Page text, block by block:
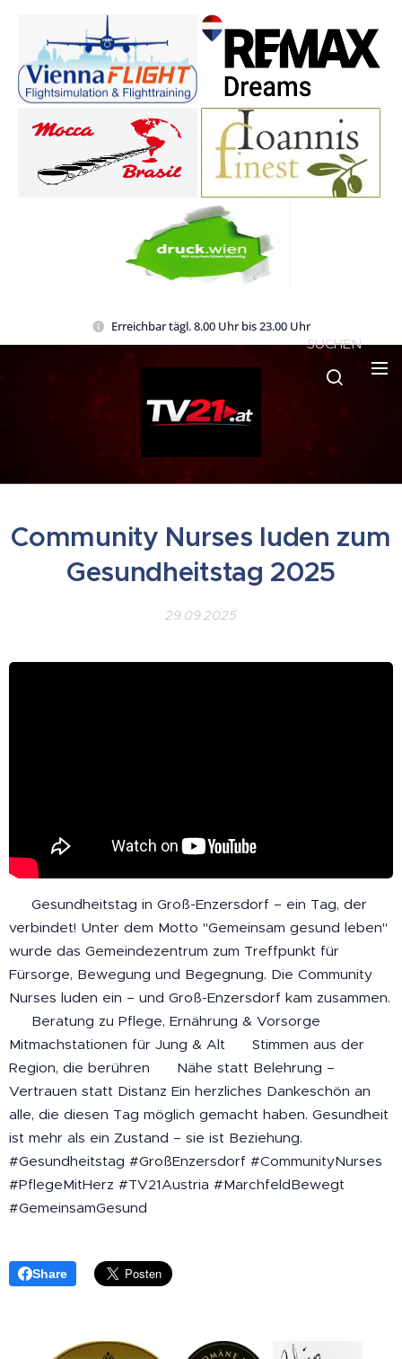
Erreichbar tägl. 8.00 Uhr bis 23.00 Uhr
SUCHEN
Community Nurses luden zum
Gesundheitstag 2025
29.09.2025
💚 Gesundheitstag in Groß-Enzersdorf – ein Tag, der
verbindet! Unter dem Motto "Gemeinsam gesund leben"
wurde das Gemeindezentrum zum Treffpunkt für
Fürsorge, Bewegung und Begegnung. Die Community
Nurses luden ein – und Groß-Enzersdorf kam zusammen.
🩺 Beratung zu Pflege, Ernährung & Vorsorge 🧘‍♀️
Mitmachstationen für Jung & Alt 🎤 Stimmen aus der
Region, die berühren 🤝 Nähe statt Belehrung –
Vertrauen statt Distanz Ein herzliches Dankeschön an
alle, die diesen Tag möglich gemacht haben. Gesundheit
ist mehr als ein Zustand – sie ist Beziehung. 💬
#Gesundheitstag #GroßEnzersdorf #CommunityNurses
#PflegeMitHerz #TV21Austria #MarchfeldBewegt
#GemeinsamGesund
Share